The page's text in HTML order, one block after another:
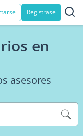
Registrase
en
asesores